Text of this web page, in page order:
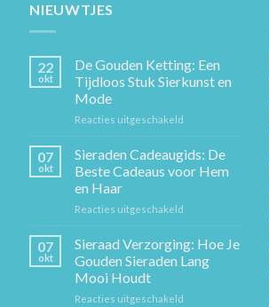
NIEUWTJES
22
okt
De Gouden Ketting: Een
Tijdloos Stuk Sierkunst en
Mode
Reacties uitgeschakeld
Gouden
Ketting:
Een
Mode
07
okt
Sieraden Cadeaugids: De
Beste Cadeaus voor Hem
en Haar
Reacties uitgeschakeld
Cadeaugids:
De
Beste
07
okt
Sieraad Verzorging: Hoe Je
Gouden Sieraden Lang
Mooi Houdt
Reacties uitgeschakeld